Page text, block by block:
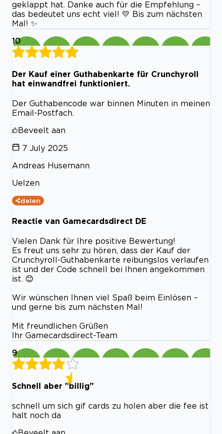
geklappt hat. Danke auch für die Empfehlung –
das bedeutet uns echt viel! 💛 Bis zum nächsten
Mal! ✨
10
Der Kauf einer Guthabenkarte für Crunchyroll
hat einwandfrei funktioniert.
Der Guthabencode war binnen Minuten in meinen
Email-Postfach.
Beveelt aan
7 July 2025
Andreas Husemann
Uelzen
delen
Reactie van Gamecardsdirect DE
Vielen Dank für Ihre positive Bewertung!
Es freut uns sehr zu hören, dass der Kauf der
Crunchyroll-Guthabenkarte reibungslos verlaufen
ist und der Code schnell bei Ihnen angekommen
ist. 😊
Wir wünschen Ihnen viel Spaß beim Einlösen –
und gerne bis zum nächsten Mal!
Mit freundlichen Grüßen
Ihr Gamecardsdirect-Team
9
Schnell aber "billig"
schnell um sich gif cards zu holen aber die fee ist
halt noch da